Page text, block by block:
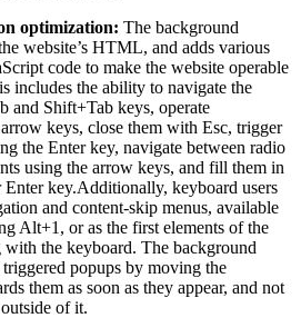
optimization: The background
website’s HTML, and adds various
code to make the website operable
includes the ability to navigate the
and Shift+Tab keys, operate
keys, close them with Esc, trigger
the Enter key, navigate between radio
using the arrow keys, and fill them in
Enter key.Additionally, keyboard users
and content-skip menus, available
Alt+1, or as the first elements of the
the keyboard. The background
triggered popups by moving the
them as soon as they appear, and not
of it.